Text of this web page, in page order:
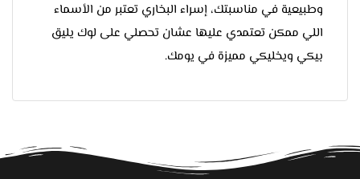
وطبيعية في مناسبتك، إسراء البخاري تعتبر من الأسماء
اللي ممكن تعتمدي عليها عشان تحصلي على لوك يليق
بيكي ويخليكي مميزة في يومك.